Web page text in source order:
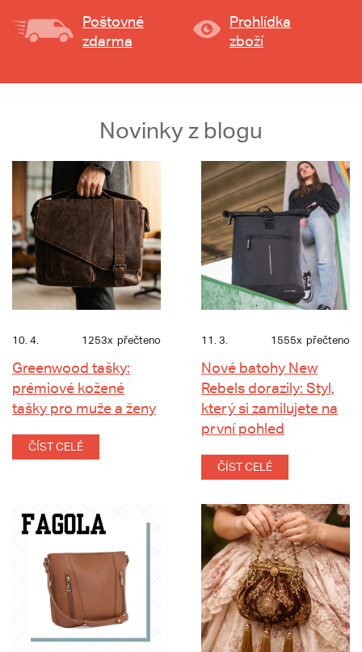
Poštovné
zdarma
Prohlídka
zboží
Novinky z blogu
10. 4. 1253x přečteno
Greenwood tašky:
prémiové kožené
tašky pro muže a ženy
ČÍST CELÉ
11. 3. 1555x přečteno
Nové batohy New
Rebels dorazily: Styl,
který si zamilujete na
první pohled
ČÍST CELÉ